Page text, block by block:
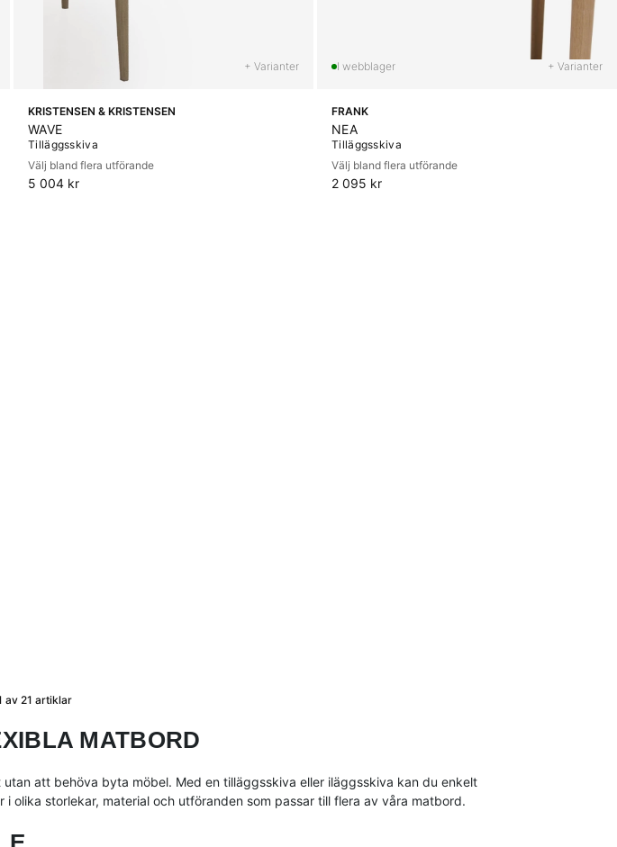
+ Varianter
KRISTENSEN & KRISTENSEN
WAVE
Tilläggsskiva
Välj bland flera utförande
5 004 kr
+ Varianter
FRANK
NEA
Tilläggsskiva
Välj bland flera utförande
2 095 kr
av 21 artiklar
MATBORD
att behöva byta möbel. Med en tilläggsskiva eller iläggsskiva kan du enkelt
storlekar, material och utföranden som passar till flera av våra matbord.